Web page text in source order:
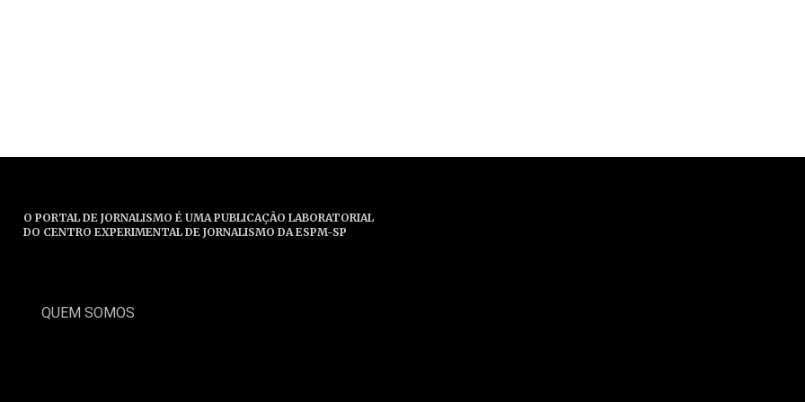
O PORTAL DE JORNALISMO É UMA PUBLICAÇÃO LABORATORIAL
DO CENTRO EXPERIMENTAL DE JORNALISMO DA ESPM-SP
QUEM SOMOS